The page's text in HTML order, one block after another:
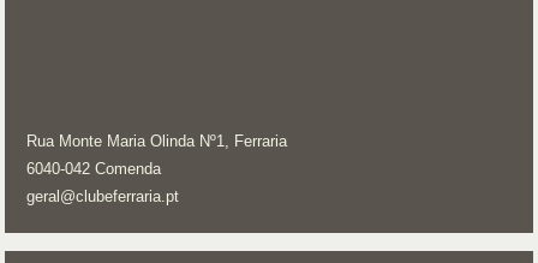
Rua Monte Maria Olinda Nº1, Ferraria
6040-042 Comenda
geral@clubeferraria.pt